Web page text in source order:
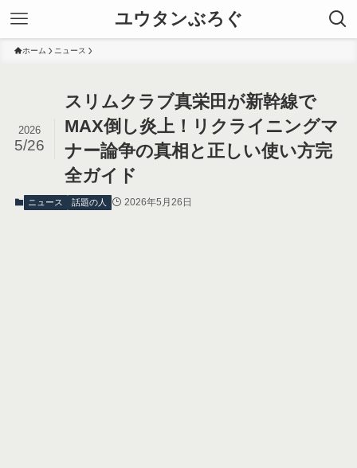
ユウタンぶろぐ
ホーム ニュース
スリムクラブ真栄田が新幹線で
MAX倒し炎上！リクライニングマ
ナー論争の真相と正しい使い方完
全ガイド
2026
5/26
ニュース 話題の人 2026年5月26日